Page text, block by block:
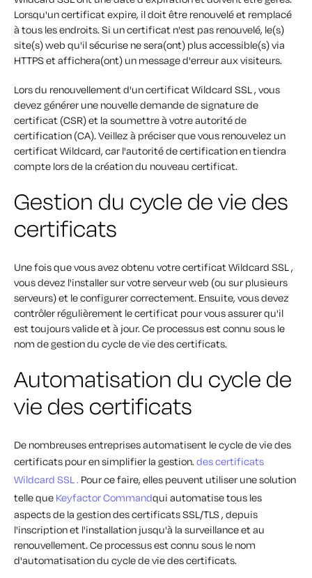
Lorsqu'un certificat expire, il doit être renouvelé et remplacé
à tous les endroits. Si un certificat n'est pas renouvelé, le(s)
site(s) web qu'il sécurise ne sera(ont) plus accessible(s) via
HTTPS et affichera(ont) un message d'erreur aux visiteurs.
Lors du renouvellement d'un certificat Wildcard SSL , vous
devez générer une nouvelle demande de signature de
certificat (CSR) et la soumettre à votre autorité de
certification (CA). Veillez à préciser que vous renouvelez un
certificat Wildcard, car l'autorité de certification en tiendra
compte lors de la création du nouveau certificat.
Gestion du cycle de vie des
certificats
Une fois que vous avez obtenu votre certificat Wildcard SSL ,
vous devez l'installer sur votre serveur web (ou sur plusieurs
serveurs) et le configurer correctement. Ensuite, vous devez
contrôler régulièrement le certificat pour vous assurer qu'il
est toujours valide et à jour. Ce processus est connu sous le
nom de gestion du cycle de vie des certificats.
Automatisation du cycle de
vie des certificats
De nombreuses entreprises automatisent le cycle de vie des
certificats pour en simplifier la gestion.des certificats
Wildcard SSL . Pour ce faire, elles peuvent utiliser une solution
telle que Keyfactor Commandqui automatise tous les
aspects de la gestion des certificats SSL/TLS , depuis
l'inscription et l'installation jusqu'à la surveillance et au
renouvellement. Ce processus est connu sous le nom
d'automatisation du cycle de vie des certificats.